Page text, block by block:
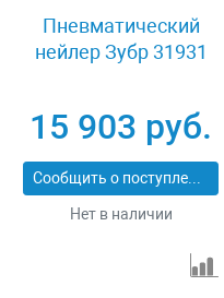
Пневматический
нейлер Зубр 31931
15 903 руб.
Сообщить о поступлении
Нет в наличии